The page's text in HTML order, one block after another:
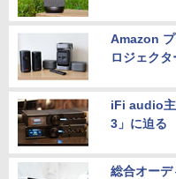
Amazon
ロジェク
iFi audio主
3」に迫る
総合オー